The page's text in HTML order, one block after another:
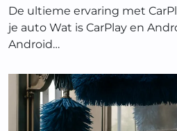
De ultieme ervaring met
je auto Wat is CarPlay en
Android…